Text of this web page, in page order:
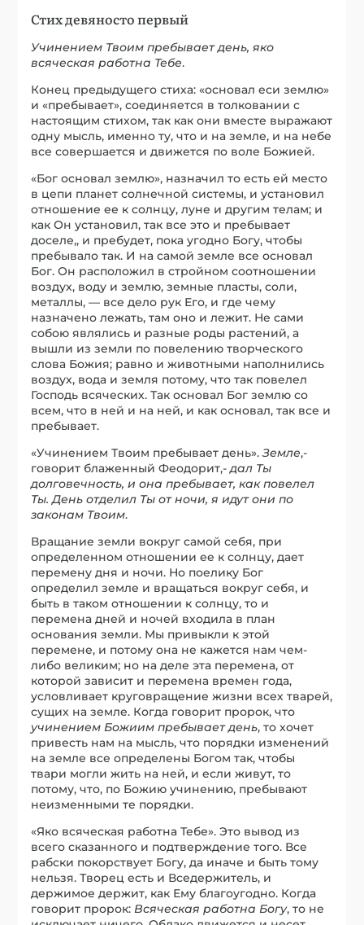
Стих девяносто первый
Учинением Твоим пребывает день, яко
всяческая работна Тебе.
Конец предыдущего стиха: «основал еси землю»
и «пребывает», соединяется в толковании с
настоящим стихом, так как они вместе выражают
одну мысль, именно ту, что и на земле, и на небе
все совершается и движется по воле Божией.
«Бог основал землю», назначил то есть ей место
в цепи планет солнечной системы, и установил
отношение ее к солнцу, луне и другим телам; и
как Он установил, так все это и пребывает
доселе,, и пребудет, пока угодно Богу, чтобы
пребывало так. И на самой земле все основал
Бог. Он расположил в стройном соотношении
воздух, воду и землю, земные пласты, соли,
металлы, — все дело рук Его, и где чему
назначено лежать, там оно и лежит. Не сами
собою являлись и разные роды растений, а
вышли из земли по повелению творческого
слова Божия; равно и животными наполнились
воздух, вода и земля потому, что так повелел
Господь всяческих. Так основал Бог землю со
всем, что в ней и на ней, и как основал, так все и
пребывает.
«Учинением Твоим пребывает день».Земле,-
говорит блаженный Феодорит,-дал Ты
долговечность, и она пребывает, как повелел
Ты. День отделил Ты от ночи, я идут они по
законам Твоим.
Вращание земли вокруг самой себя, при
определенном отношении ее к солнцу, дает
перемену дня и ночи. Но поелику Бог
определил земле и вращаться вокруг себя, и
быть в таком отношении к солнцу, то и
перемена дней и ночей входила в план
основания земли. Мы привыкли к этой
перемене, и потому она не кажется нам чем-
либо великим; но на деле эта перемена, от
которой зависит и перемена времен года,
условливает круговращение жизни всех тварей,
сущих на земле. Когда говорит пророк, что
учинением Божиим пребывает день, то хочет
привесть нам на мысль, что порядки изменений
на земле все определены Богом так, чтобы
твари могли жить на ней, и если живут, то
потому, что, по Божию учинению, пребывают
неизменными те порядки.
«Яко всяческая работна Тебе». Это вывод из
всего сказанного и подтверждение того. Все
рабски покорствует Богу, да иначе и быть тому
нельзя. Творец есть и Вседержитель, и
держимое держит, как Ему благоугодно. Когда
говорит пророк:Всяческая работна Богу, то не